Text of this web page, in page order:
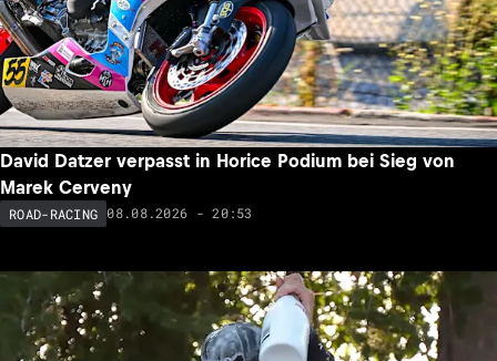
David Datzer verpasst in Horice Podium bei Sieg von
Marek Cerveny
ROAD-RACING 08.08.2026 - 20:53